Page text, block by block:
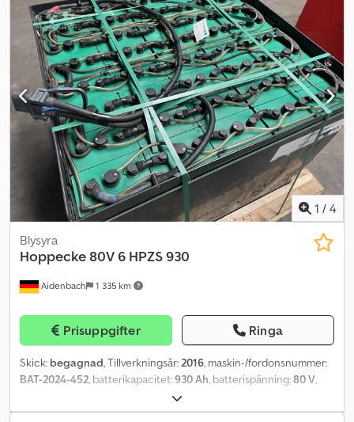
1 / 4
Aidenbach 1 335 km
Blysyra
Hoppecke80V 6 HPZS 930
Prisuppgifter Ringa
Skick: begagnad, Tillverkningsår:2016, maskin-/fordonsnummer:
BAT-2024-452, batterikapacitet:930 Ah, batterispänning:80 V,
motortyp: ej definierad, tillverkare: Hoppecke Dodpfx Ajw Eql
Usfneck